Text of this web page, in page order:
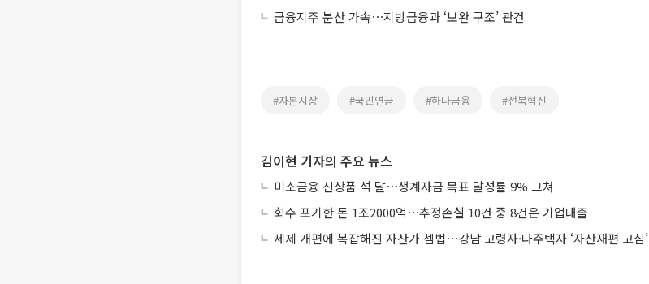
금융지주 분산 가속⋯지방금융과 ‘보완 구조’ 관건
#자본시장 #국민연금 #하나금융 #전북혁신
김이현 기자의 주요 뉴스
미소금융 신상품 석 달⋯생계자금 목표 달성률 9% 그쳐
회수 포기한 돈 1조2000억⋯추정손실 10건 중 8건은 기업대출
세제 개편에 복잡해진 자산가 셈법⋯강남 고령자·다주택자 ‘자산재편 고심’